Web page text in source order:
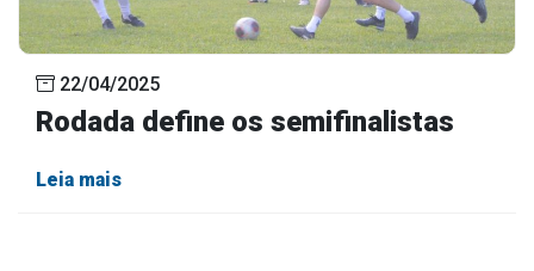
22/04/2025
Rodada define os semifinalistas
Leia mais